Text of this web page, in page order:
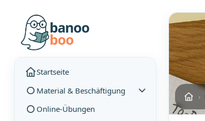
Startseite
Material & Beschäftigung
Online-Übungen
›